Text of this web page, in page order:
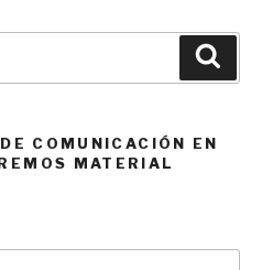
COMUNICACIÓN EN
MATERIAL